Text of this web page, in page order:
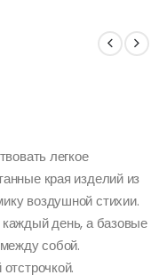
легкое
края изделий из
воздушной стихии.
день, а базовые
собой.